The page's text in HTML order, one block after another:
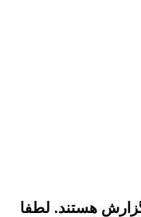
هستند. لطفا